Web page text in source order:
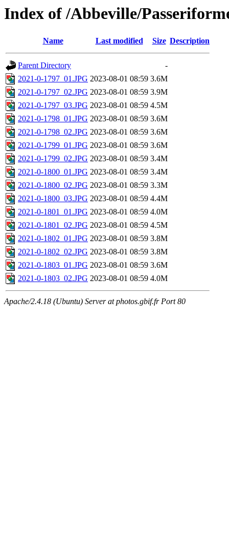
Index of /Abbeville/
Name Last modified Size Description
Parent Directory
-
2021-0-1797_01.JPG 2023-08-01 08:59 3.6M
2021-0-1797_02.JPG 2023-08-01 08:59 3.9M
2021-0-1797_03.JPG 2023-08-01 08:59 4.5M
2021-0-1798_01.JPG 2023-08-01 08:59 3.6M
2021-0-1798_02.JPG 2023-08-01 08:59 3.6M
2021-0-1799_01.JPG 2023-08-01 08:59 3.6M
2021-0-1799_02.JPG 2023-08-01 08:59 3.4M
2021-0-1800_01.JPG 2023-08-01 08:59 3.4M
2021-0-1800_02.JPG 2023-08-01 08:59 3.3M
2021-0-1800_03.JPG 2023-08-01 08:59 4.4M
2021-0-1801_01.JPG 2023-08-01 08:59 4.0M
2021-0-1801_02.JPG 2023-08-01 08:59 4.5M
2021-0-1802_01.JPG 2023-08-01 08:59 3.8M
2021-0-1802_02.JPG 2023-08-01 08:59 3.8M
2021-0-1803_01.JPG 2023-08-01 08:59 3.6M
2021-0-1803_02.JPG 2023-08-01 08:59 4.0M
Apache/2.4.18 (Ubuntu) Server at photos.gbif.fr Port 80